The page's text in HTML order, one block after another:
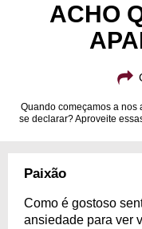
MENSAGENS E FRASES
ACHO
Quando começamos a nos
se declarar? Aproveite
Paixão
Como é gostoso
ansiedade para ver